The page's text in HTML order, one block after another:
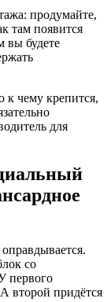
продумайте,
там появится
вы будете
к чему крепится,
для
со
первого
второй придётся